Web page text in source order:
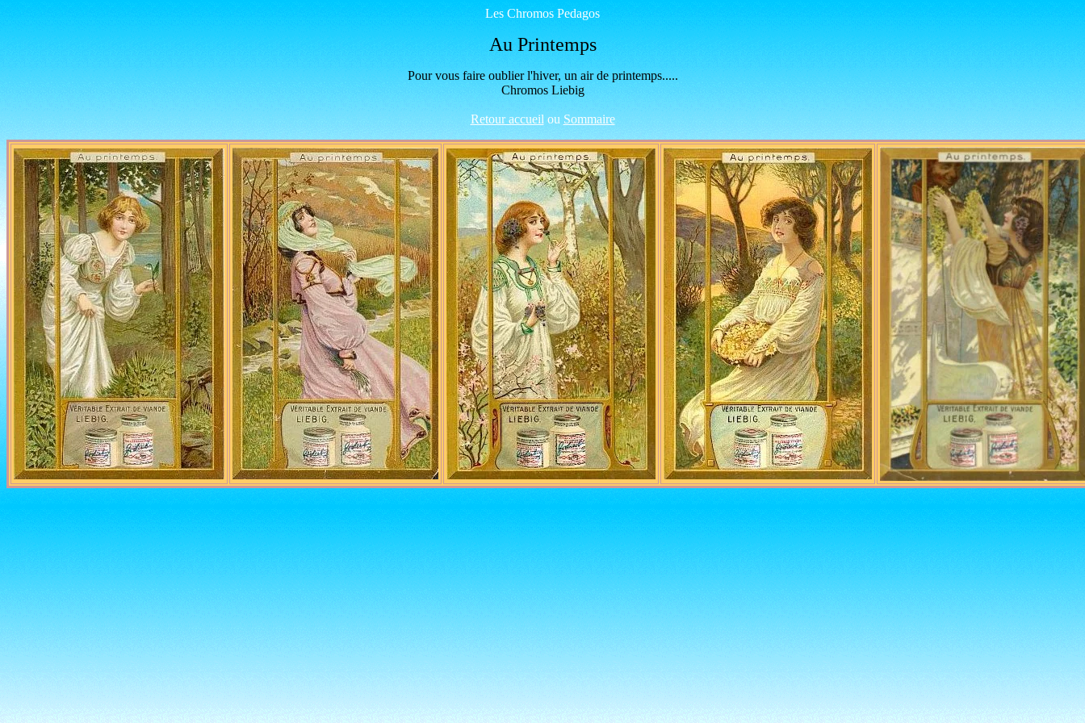
Les Chromos Pedagos
Au Printemps
Pour vous faire oublier l'hiver, un air de printemps.....
Chromos Liebig
Retour accueil ou Sommaire